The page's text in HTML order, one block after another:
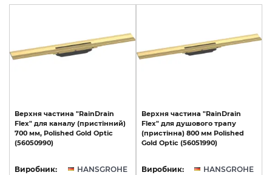
Верхня частина "RainDrain
Flex" для каналу (пристінний)
700 мм, Polished Gold Optic
(56050990)
Виробник: HANSGROHE
Верхня частина "RainDrain
Flex" для душового трапу
(пристінна) 800 мм Polished
Gold Optic (56051990)
Виробник: HANSGROHE